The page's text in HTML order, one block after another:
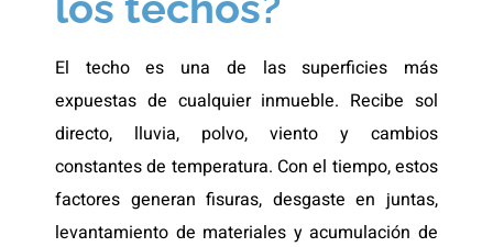
El techo es una de las superficies más
expuestas de cualquier inmueble. Recibe sol
directo, lluvia, polvo, viento y cambios
constantes de temperatura. Con el tiempo, estos
factores generan fisuras, desgaste en juntas,
levantamiento de materiales y acumulación de